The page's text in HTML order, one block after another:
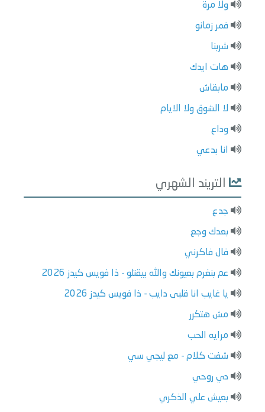
ولا مرة
قمر زمانو
شربنا
هات ايدك
مابقاش
لا الشوق ولا الايام
وداع
انا بدعي
التريند الشهري
جدع
بعدك وجع
قال فاكرني
عم بنغرم بعيونك والله بيقتلو - ذا فويس كيدز 2026
يا غايب انا قلبى دايب - ذا فويس كيدز 2026
مش هتكرر
مرايه الحب
شفت كلام - مع ليجي سي
دي روحي
بعيش علي الذكري